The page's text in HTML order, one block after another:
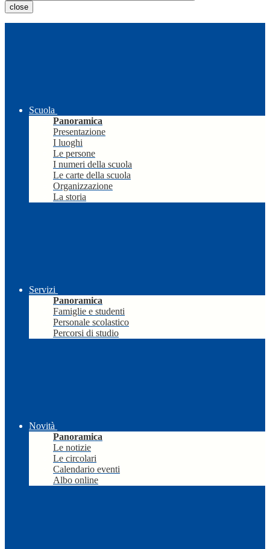
close
Scuola
Panoramica
Presentazione
I luoghi
Le persone
I numeri della scuola
Le carte della scuola
Organizzazione
La storia
Servizi
Panoramica
Famiglie e studenti
Personale scolastico
Percorsi di studio
Novità
Panoramica
Le notizie
Le circolari
Calendario eventi
Albo online